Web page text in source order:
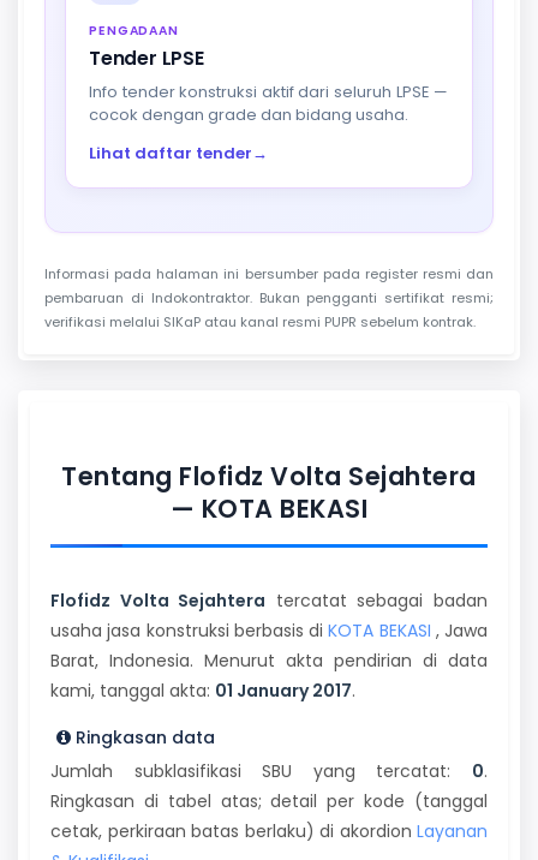
PENGADAAN
Tender LPSE
Info tender konstruksi aktif dari seluruh LPSE —
cocok dengan grade dan bidang usaha.
Lihat daftar tender→
Informasi pada halaman ini bersumber pada register resmi dan
pembaruan di Indokontraktor. Bukan pengganti sertifikat resmi;
verifikasi melalui SIKaP atau kanal resmi PUPR sebelum kontrak.
Tentang Flofidz Volta Sejahtera
— KOTA BEKASI
Flofidz Volta Sejahtera tercatat sebagai badan
usaha jasa konstruksi berbasis diKOTA BEKASI , Jawa
Barat, Indonesia. Menurut akta pendirian di data
kami, tanggal akta: 01 January 2017.
Ringkasan data
Jumlah subklasifikasi SBU yang tercatat: 0.
Ringkasan di tabel atas; detail per kode (tanggal
cetak, perkiraan batas berlaku) di akordion Layanan